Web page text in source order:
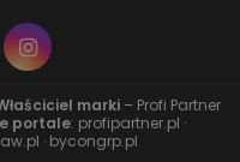
marki– Profi Partner
portale: profipartner.pl ·
· bycongrp.pl